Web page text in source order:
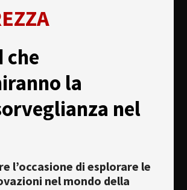
che
la
nel
l’occasione di esplorare le
nel mondo della